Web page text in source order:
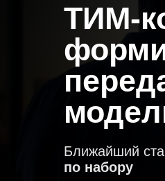
ТИМ-
Ближайший
по набору